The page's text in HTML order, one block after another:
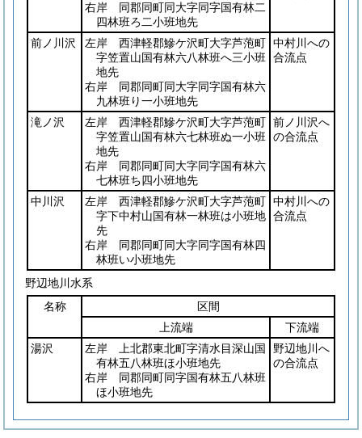
右岸 同郡同町同大字同字国有林二
四林班ろ二小班地先
前ノ川沢
左岸 西津軽郡鰺ケ沢町大字芦萢町
字笠置山国有林六八林班へ三小班
地先
右岸 同郡同町同大字同字国有林六
九林班り一小班地先
中村川への
合流点
滝ノ沢
左岸 西津軽郡鰺ケ沢町大字芦萢町
字笠置山国有林六七林班ぬ一小班
地先
右岸 同郡同町同大字同字国有林六
七林班ち四小班地先
前ノ川沢へ
の合流点
中川沢
左岸 西津軽郡鰺ケ沢町大字芦萢町
字下中村山国有林一林班は小班地
先
右岸 同郡同町同大字同字国有林四
林班い小班地先
中村川への
合流点
野辺地川水系
名称
区間
上流端
下流端
湯沢
左岸 上北郡東北町字清水目深山国
有林五八林班ほ小班地先
右岸 同郡同町同字国有林五八林班
ほ小班地先
野辺地川へ
の合流点